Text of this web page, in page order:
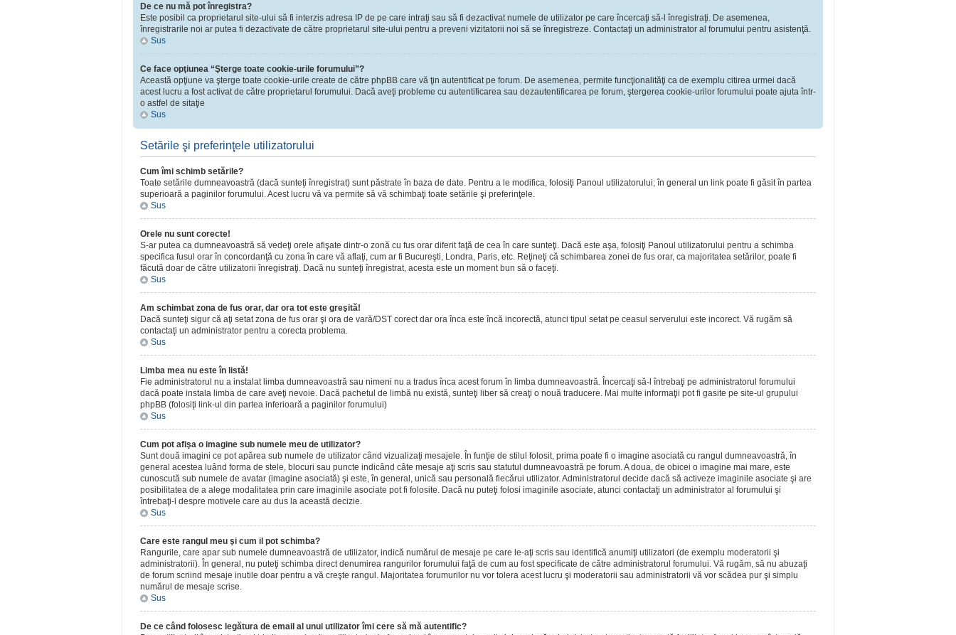
De ce nu mă pot înregistra?
Este posibil ca proprietarul site-ului să fi interzis adresa IP de pe care intraţi sau să fi dezactivat numele de utilizator pe care încercaţi să-l înregistraţi. De asemenea,
înregistrarile noi ar putea fi dezactivate de către proprietarul site-ului pentru a preveni vizitatorii noi să se înregistreze. Contactaţi un administrator al forumului pentru asistenţă.
Sus
Ce face opţiunea “Şterge toate cookie-urile forumului”?
Această opţiune va şterge toate cookie-urile create de către phpBB care vă ţin autentificat pe forum. De asemenea, permite funcţionalităţi ca de exemplu citirea urmei dacă
acest lucru a fost activat de către proprietarul forumului. Dacă aveţi probleme cu autentificarea sau dezautentificarea pe forum, ştergerea cookie-urilor forumului poate ajuta într-
o astfel de sitaţie
Sus
Setările şi preferinţele utilizatorului
Cum îmi schimb setările?
Toate setările dumneavoastră (dacă sunteţi înregistrat) sunt păstrate în baza de date. Pentru a le modifica, folosiţi Panoul utilizatorului; în general un link poate fi găsit în partea
superioară a paginilor forumului. Acest lucru vă va permite să vă schimbaţi toate setările şi preferinţele.
Sus
Orele nu sunt corecte!
S-ar putea ca dumneavoastră să vedeţi orele afişate dintr-o zonă cu fus orar diferit faţă de cea în care sunteţi. Dacă este aşa, folosiţi Panoul utilizatorului pentru a schimba
specifica fusul orar în concordanţă cu zona în care vă aflaţi, cum ar fi Bucureşti, Londra, Paris, etc. Reţineţi că schimbarea zonei de fus orar, ca majoritatea setărilor, poate fi
făcută doar de către utilizatorii înregistraţi. Dacă nu sunteţi înregistrat, acesta este un moment bun să o faceţi.
Sus
Am schimbat zona de fus orar, dar ora tot este greşită!
Dacă sunteţi sigur că aţi setat zona de fus orar şi ora de vară/DST corect dar ora înca este încă incorectă, atunci tipul setat pe ceasul serverului este incorect. Vă rugăm să
contactaţi un administrator pentru a corecta problema.
Sus
Limba mea nu este în listă!
Fie administratorul nu a instalat limba dumneavoastră sau nimeni nu a tradus înca acest forum în limba dumneavoastră. Încercaţi să-l întrebaţi pe administratorul forumului
dacă poate instala limba de care aveţi nevoie. Dacă pachetul de limbă nu există, sunteţi liber să creaţi o nouă traducere. Mai multe informaţii pot fi gasite pe site-ul grupului
phpBB (folosiţi link-ul din partea inferioară a paginilor forumului)
Sus
Cum pot afişa o imagine sub numele meu de utilizator?
Sunt două imagini ce pot apărea sub numele de utilizator când vizualizaţi mesajele. În funţie de stilul folosit, prima poate fi o imagine asociată cu rangul dumneavoastră, în
general acestea luând forma de stele, blocuri sau puncte indicând câte mesaje aţi scris sau statutul dumneavoastră pe forum. A doua, de obicei o imagine mai mare, este
cunoscută sub numele de avatar (imagine asociată) şi este, în general, unică sau personală fiecărui utilizator. Administratorul decide dacă să activeze imaginile asociate şi are
posibilitatea de a alege modalitatea prin care imaginile asociate pot fi folosite. Dacă nu puteţi folosi imaginile asociate, atunci contactaţi un administrator al forumului şi
întrebaţi-l despre motivele care au dus la această decizie.
Sus
Care este rangul meu şi cum il pot schimba?
Rangurile, care apar sub numele dumneavoastră de utilizator, indică numărul de mesaje pe care le-aţi scris sau identifică anumiţi utilizatori (de exemplu moderatorii şi
administratorii). În general, nu puteţi schimba direct denumirea rangurilor forumului faţă de cum au fost specificate de către administratorul forumului. Vă rugăm, să nu abuzaţi
de forum scriind mesaje inutile doar pentru a vă creşte rangul. Majoritatea forumurilor nu vor tolera acest lucru şi moderatorii sau administratorii vă vor scădea pur şi simplu
numărul de mesaje scrise.
Sus
De ce când folosesc legătura de email al unui utilizator îmi cere să mă autentific?